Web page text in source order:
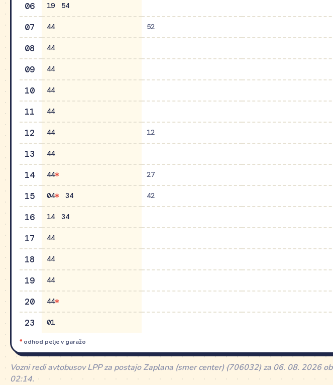
06 19 54
07 44 52
08 44
09 44
10 44
11 44
12 44 12
13 44
14 44 27
15 04 34 42
16 14 34
17 44
18 44
19 44
20 44
23 01
*odhod pelje v garažo
Vozni redi avtobusov LPP za postajo Zaplana (smer center) (706032) za 06. 08. 2026 ob
02:14.